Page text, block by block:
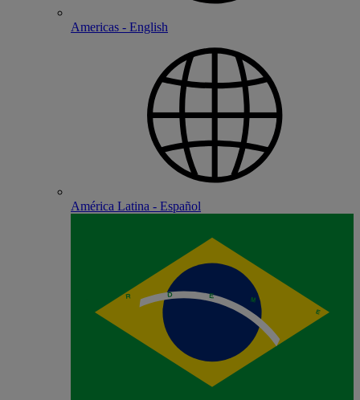
Americas - English
América Latina - Español